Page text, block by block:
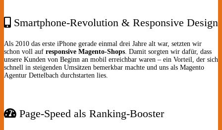
Smartphone-Revolution & Responsive Design
Als 2010 das erste iPhone gerade einmal drei Jahre alt war, setzten wir
schon voll auf responsive Magento-Shops . Damit sorgten wir dafür, dass
unsere Kunden von Beginn an mobil erreichbar waren – ein Vorteil, der sich
schnell in steigenden Umsätzen bemerkbar machte und uns als Magento
Agentur Dettelbach durchstarten lies.
Page-Speed als Ranking-Booster